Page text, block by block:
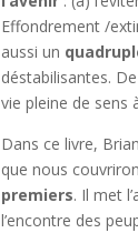
Effondrement /
aussi un
déstabilisantes.
vie pleine de sens
Dans ce livre,
que nous
premiers. Il met
l’encontre des